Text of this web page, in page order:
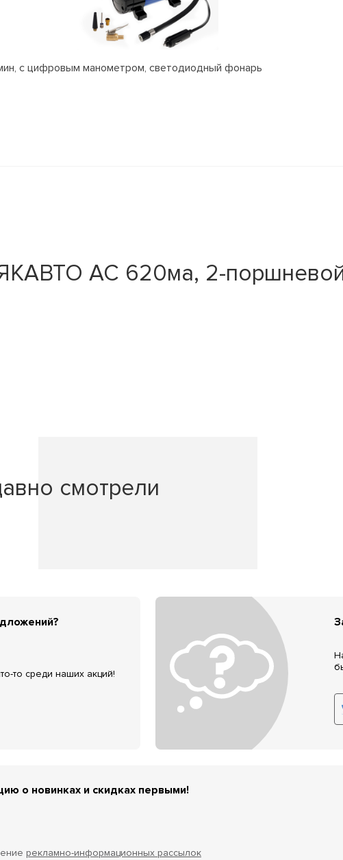
с цифровым манометром, светодиодный фонарь
АС 620ма, 2-
смотрели
то среди наших акций!
о новинках и скидках первыми!
рекламно-информационных рассылок